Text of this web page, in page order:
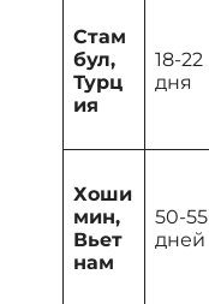
Стам
бул,
Турц
ия
18-22
дня
Хоши
мин,
Вьет
нам
50-55
дней